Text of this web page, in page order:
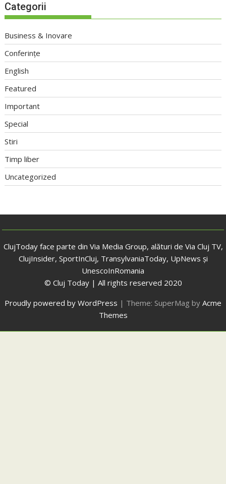
Categorii
Business & Inovare
Conferințe
English
Featured
Important
Special
Stiri
Timp liber
Uncategorized
ClujToday face parte din Via Media Group, alături de Via Cluj TV,
ClujInsider, SportInCluj, TransylvaniaToday, UpNews și
UnescoInRomania
© Cluj Today | All rights reserved 2020
Proudly powered by WordPress | Theme: SuperMag by Acme
Themes